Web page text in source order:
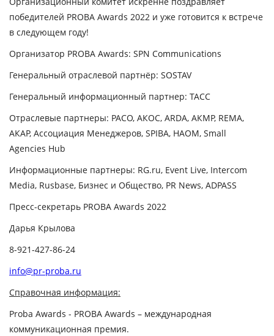
победителей PROBA Awards 2022 и уже готовится к встрече
в следующем году!
Организатор PROBA Awards: SPN Communications
Генеральный отраслевой партнёр: SOSTAV
Генеральный информационный партнер: ТАСС
Отраслевые партнеры: РАСО, АКОС, ARDA, АКМР, REMA,
АКАР, Ассоциация Менеджеров, SPIBA, НАОМ, Small
Agencies Hub
Информационные партнеры: RG.ru, Event Live, Intercom
Media, Rusbase, Бизнес и Общество, PR News, ADPASS
Пресс-секретарь PROBA Awards 2022
Дарья Крылова
8-921-427-86-24
info@pr-proba.ru
Справочная информация:
Proba Awards - PROBA Awards – международная
коммуникационная премия.